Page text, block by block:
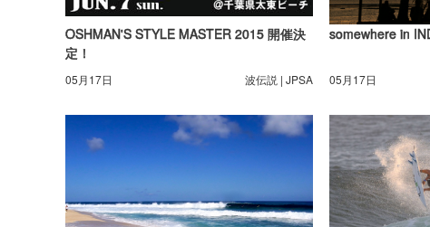
OSHMAN'S STYLE MASTER 2015 開催決
定！
05月17日 波伝説 | JPSA
somewhere in
05月17日